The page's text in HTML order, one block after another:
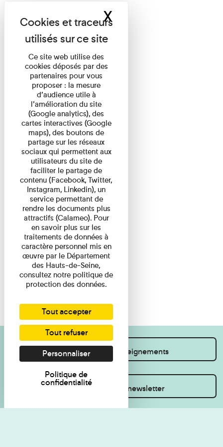
Je souhaite des renseignements
Inscrivez-vous à la newsletter
Ce site web utilise des
cookies déposés par des
partenaires pour vous
proposer : la mesure
d’audience utile à
l’amélioration du site
(Google analytics), des
cartes interactives (Google
maps), des boutons de
partage sur les réseaux
sociaux qui permettent aux
utilisateurs du site de
faciliter le partage de
contenu (Facebook, Twitter,
Instagram, Linkedin), un
service permettant de
rendre les documents plus
attractifs (Calameo). Pour
en savoir plus sur les
traitements de données à
caractère personnel mis en
œuvre par le Département
des Hauts-de-Seine,
consultez notre politique de
protection des données.
Tout accepter
Tout refuser
Personnaliser
Politique de
confidentialité
XMasquer le